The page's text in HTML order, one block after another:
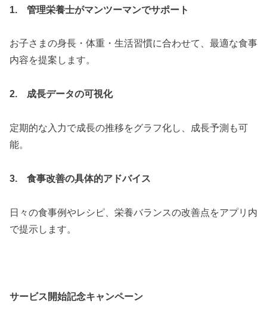
1. 管理栄養士がマンツーマンでサポート
お子さまの身長・体重・生活習慣に合わせて、最適な食事
内容を提案します。
2. 成長データの可視化
定期的な入力で成長の推移をグラフ化し、成長予測も可
能。
3. 食事改善の具体的アドバイス
日々の食事例やレシピ、栄養バランスの改善点をアプリ内
で提示します。
サービス開始記念キャンペーン